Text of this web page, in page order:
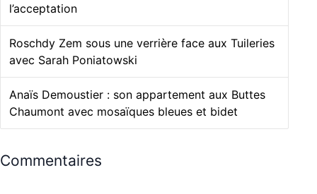
l’acceptation
Roschdy Zem sous une verrière face aux Tuileries
avec Sarah Poniatowski
Anaïs Demoustier : son appartement aux Buttes
Chaumont avec mosaïques bleues et bidet
Commentaires